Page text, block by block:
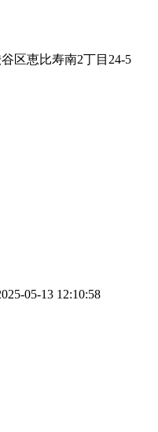
区恵比寿南2丁目24-5
05-13 12:10:58